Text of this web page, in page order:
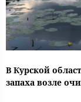
В Курской
запаха возле